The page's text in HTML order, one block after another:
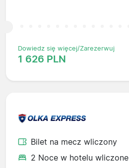
Dowiedz się więcej/Zarezerwuj
1 626 PLN
Bilet na mecz wliczony
2 Noce w hotelu wliczone